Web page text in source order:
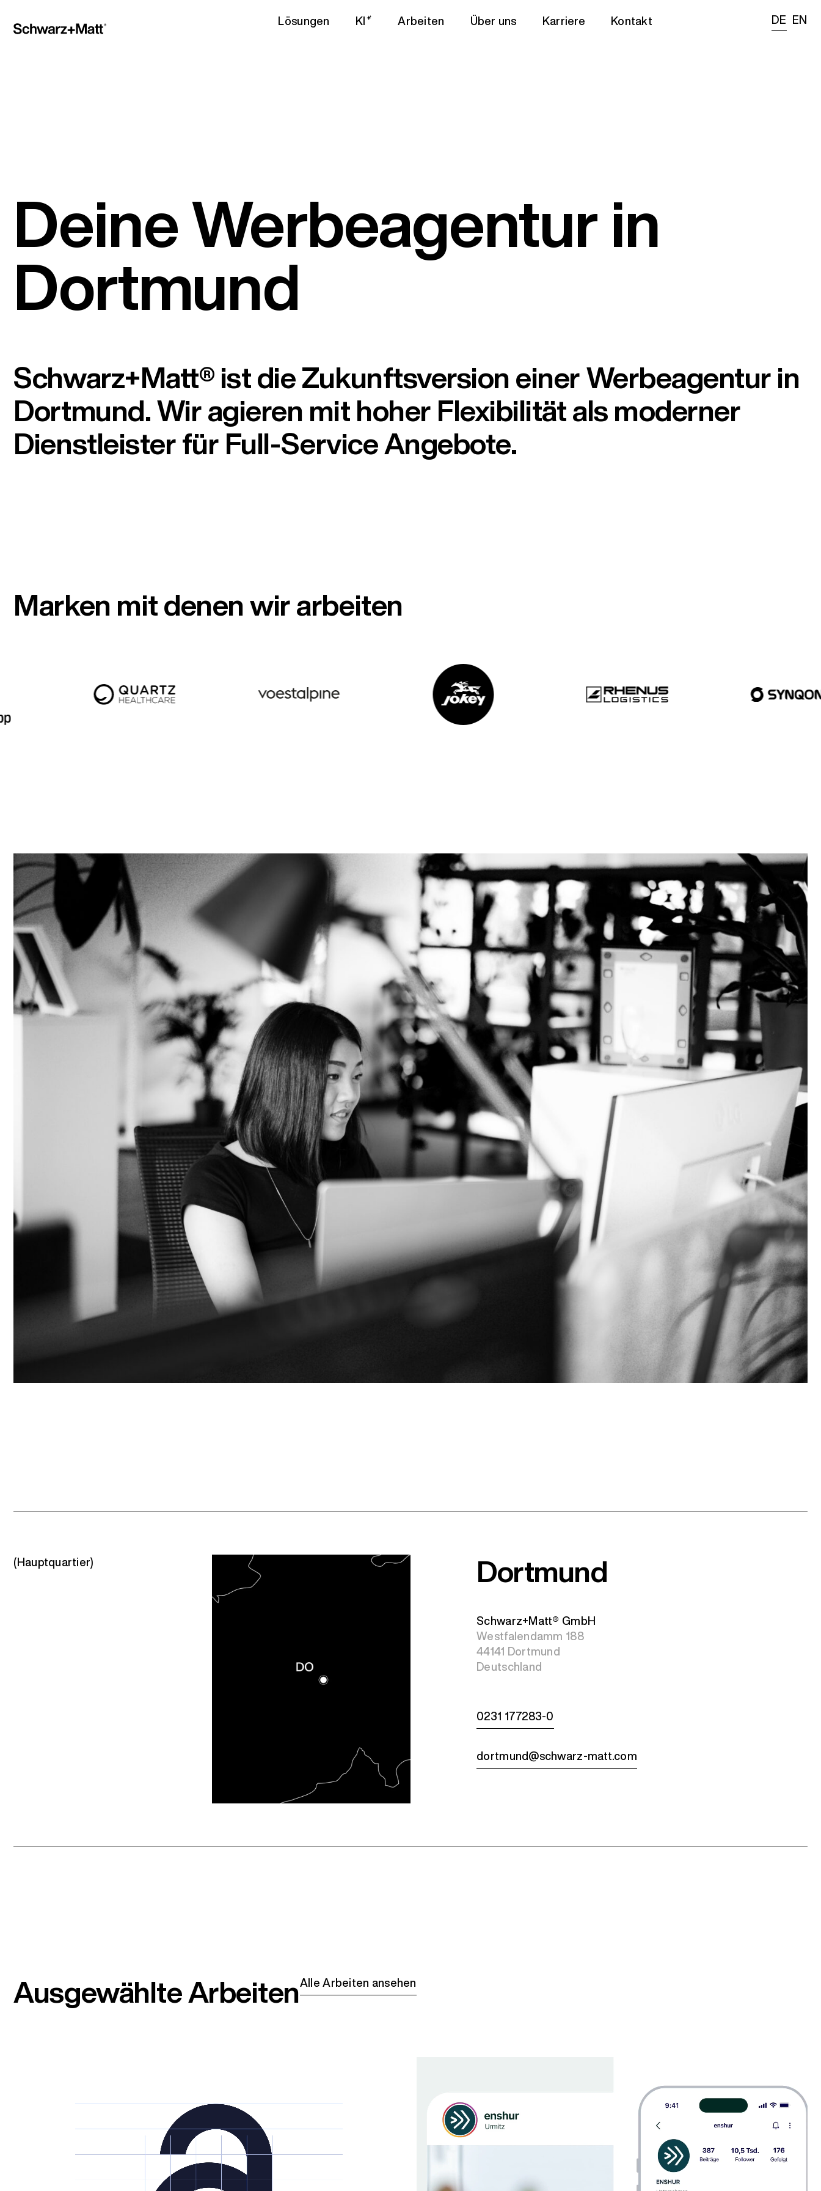
Lösungen KI Arbeiten Über uns Karriere Kontakt DE EN
Deine Werbeagentur in
Dortmund
Schwarz+Matt® ist die Zukunftsversion einer Werbeagentur in
Dortmund. Wir agieren mit hoher Flexibilität als moderner
Dienstleister für Full-Service Angebote.
Marken mit denen wir arbeiten
(Hauptquartier) Dortmund
Schwarz+Matt® GmbH
Westfalendamm 188
44141 Dortmund
Deutschland
0231 177283-0
dortmund@schwarz-matt.com
Ausgewählte ArbeitenAlle Arbeiten ansehen